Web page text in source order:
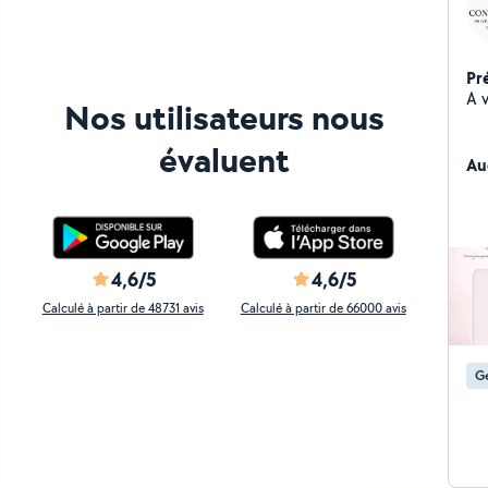
Nos utilisateurs nous
évaluent
4,6/5
Calculé à partir de 48731 avis
4,6/5
Calculé à partir de 66000 avis
A